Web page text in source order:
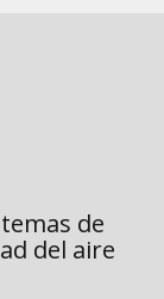
de
del aire